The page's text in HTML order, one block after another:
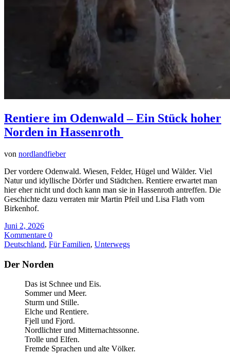
Rentiere im Odenwald – Ein Stück hoher
Norden in Hassenroth
von nordlandfieber
Der vordere Odenwald. Wiesen, Felder, Hügel und Wälder. Viel
Natur und idyllische Dörfer und Städtchen. Rentiere erwartet man
hier eher nicht und doch kann man sie in Hassenroth antreffen. Die
Geschichte dazu verraten mir Martin Pfeil und Lisa Flath vom
Birkenhof.
Juni 2, 2026
Kommentare 0
Deutschland, Für Familien, Unterwegs
Der Norden
Das ist Schnee und Eis.
Sommer und Meer.
Sturm und Stille.
Elche und Rentiere.
Fjell und Fjord.
Nordlichter und Mitternachtssonne.
Trolle und Elfen.
Fremde Sprachen und alte Völker.